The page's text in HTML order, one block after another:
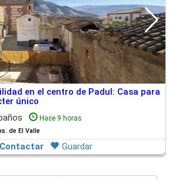
en el centro de Padul: Casa para
único
Hace 9 horas
de El Valle
Contactar Guardar